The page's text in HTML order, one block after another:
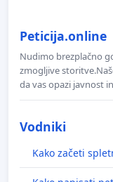
Peticija.online
Nudimo brezplačno
zmogljive
da vas opazi javnost
Vodniki
Kako začeti